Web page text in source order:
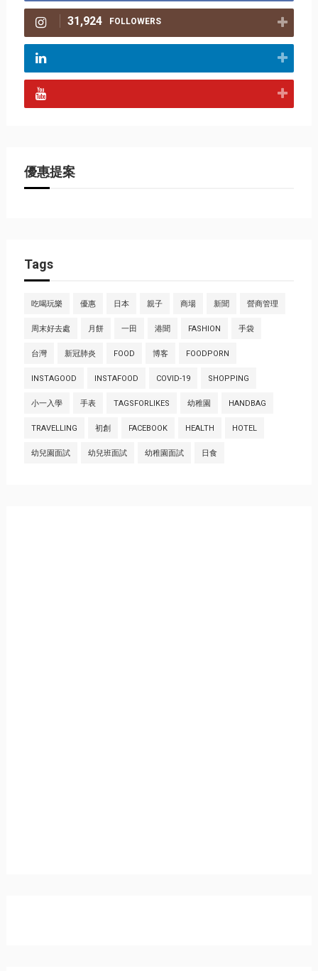
31,924 FOLLOWERS
優惠提案
Tags
吃喝玩樂 優惠 日本 親子 商場 新聞 營商管理
周末好去處 月餅 一田 港聞 FASHION 手袋
台灣 新冠肺炎 FOOD 博客 FOODPORN
INSTAGOOD INSTAFOOD COVID-19 SHOPPING
小一入學 手表 TAGSFORLIKES 幼稚園 HANDBAG
TRAVELLING 初創 FACEBOOK HEALTH HOTEL
幼兒園面試 幼兒班面試 幼稚園面試 日食